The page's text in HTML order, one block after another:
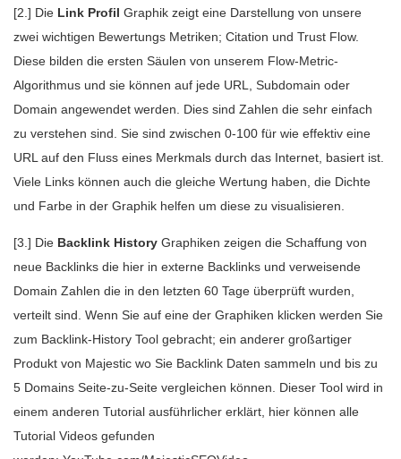
[2.] Die Link Profil Graphik zeigt eine Darstellung von unsere
zwei wichtigen Bewertungs Metriken; Citation und Trust Flow.
Diese bilden die ersten Säulen von unserem Flow-Metric-
Algorithmus und sie können auf jede URL, Subdomain oder
Domain angewendet werden. Dies sind Zahlen die sehr einfach
zu verstehen sind. Sie sind zwischen 0-100 für wie effektiv eine
URL auf den Fluss eines Merkmals durch das Internet, basiert ist.
Viele Links können auch die gleiche Wertung haben, die Dichte
und Farbe in der Graphik helfen um diese zu visualisieren.
[3.] Die Backlink History Graphiken zeigen die Schaffung von
neue Backlinks die hier in externe Backlinks und verweisende
Domain Zahlen die in den letzten 60 Tage überprüft wurden,
verteilt sind. Wenn Sie auf eine der Graphiken klicken werden Sie
zum Backlink-History Tool gebracht; ein anderer großartiger
Produkt von Majestic wo Sie Backlink Daten sammeln und bis zu
5 Domains Seite-zu-Seite vergleichen können. Dieser Tool wird in
einem anderen Tutorial ausführlicher erklärt, hier können alle
Tutorial Videos gefunden